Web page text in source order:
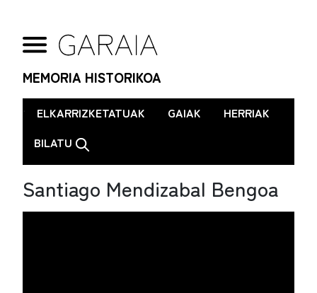
MEMORIA HISTORIKOA
. ELKARRIZKETATUAK GAIAK
HERRIAK
BILATU
Santiago Mendizabal Bengoa